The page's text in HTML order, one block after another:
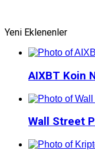
Yeni Eklenenler
AIXBT Koin
Wall Street